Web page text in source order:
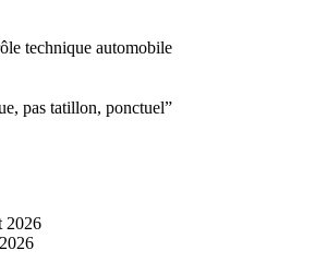
technique automobile
pas tatillon, ponctuel”
2026